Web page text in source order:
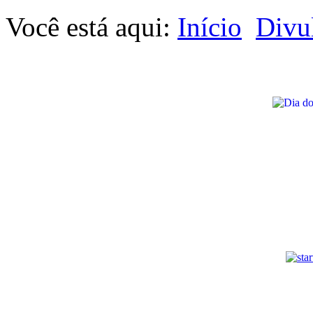
Você está aqui: Início